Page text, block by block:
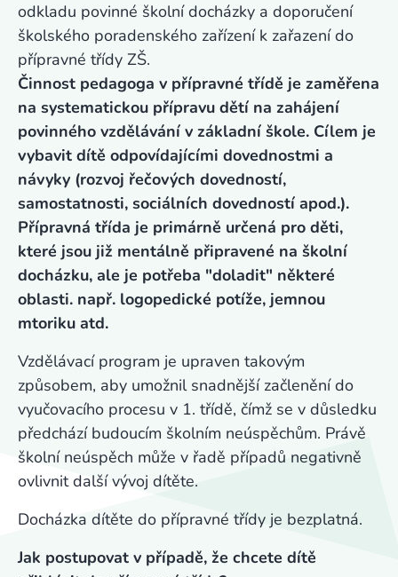
odkladu povinné školní docházky a doporučení
školského poradenského zařízení k zařazení do
přípravné třídy ZŠ.
Činnost pedagoga v přípravné třídě je zaměřena
na systematickou přípravu dětí na zahájení
povinného vzdělávání v základní škole. Cílem je
vybavit dítě odpovídajícími dovednostmi a
návyky (rozvoj řečových dovedností,
samostatnosti, sociálních dovedností apod.).
Přípravná třída je primárně určená pro děti,
které jsou již mentálně připravené na školní
docházku, ale je potřeba "doladit" některé
oblasti. např. logopedické potíže, jemnou
mtoriku atd.
Vzdělávací program je upraven takovým
způsobem, aby umožnil snadnější začlenění do
vyučovacího procesu v 1. třídě, čímž se v důsledku
předchází budoucím školním neúspěchům. Právě
školní neúspěch může v řadě případů negativně
ovlivnit další vývoj dítěte.
Docházka dítěte do přípravné třídy je bezplatná.
Jak postupovat v případě, že chcete dítě